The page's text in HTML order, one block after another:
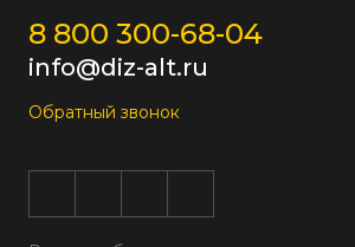
8 800 300-68-04
info@diz-alt.ru
Обратный звонок